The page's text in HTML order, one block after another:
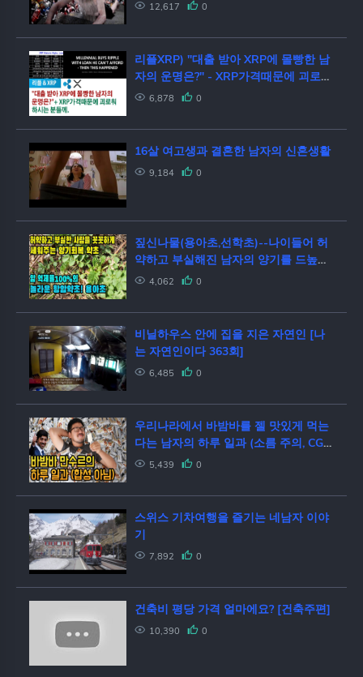
12,617 0
리플XRP) "대출 받아 XRP에 몰빵한 남
자의 운명은?" - XRP가격때문에 괴로워
하시는 분들께.
6,878 0
16살 여고생과 결혼한 남자의 신혼생활
9,184 0
짚신나물(용아초,선학초)--나이들어 허
약하고 부실해진 남자의 양기를 드높히
고, 탁월한 항암작용, 심장을 튼튼히해
4,062 0
비닐하우스 안에 집을 지은 자연인 [나
는 자연인이다 363회]
6,485 0
우리나라에서 바밤바를 젤 맛있게 먹는
다는 남자의 하루 일과 (소름 주의, CG
아님) l 슛포러브 Shoot for Love
5,439 0
스위스 기차여행을 즐기는 네남자 이야
기
7,892 0
건축비 평당 가격 얼마에요? [건축주편]
10,390 0